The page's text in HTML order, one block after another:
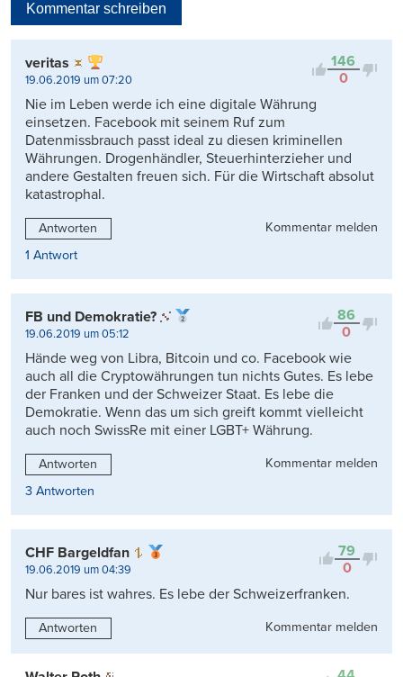
Kontrovers
Kommentar schreiben
146
0
veritas
19.06.2019 um 07:20
Nie im Leben werde ich eine digitale Währung
einsetzen. Facebook mit seinem Ruf zum
Datenmissbrauch passt ideal zu diesen kriminellen
Währungen. Drogenhändler, Steuerhinterzieher und
andere Gestalten freuen sich. Für die Wirtschaft absolut
katastrophal.
Antworten
Kommentar melden
1 Antwort
86
0
FB und Demokratie?
19.06.2019 um 05:12
Hände weg von Libra, Bitcoin und co. Facebook wie
auch all die Cryptowährungen tun nichts Gutes. Es lebe
der Franken und der Schweizer Staat. Es lebe die
Demokratie. Wenn das um sich greift kommt vielleicht
auch noch SwissRe mit einer LGBT+ Währung.
Antworten
Kommentar melden
3 Antworten
79
0
CHF Bargeldfan
19.06.2019 um 04:39
Nur bares ist wahres. Es lebe der Schweizerfranken.
Antworten Kommentar melden